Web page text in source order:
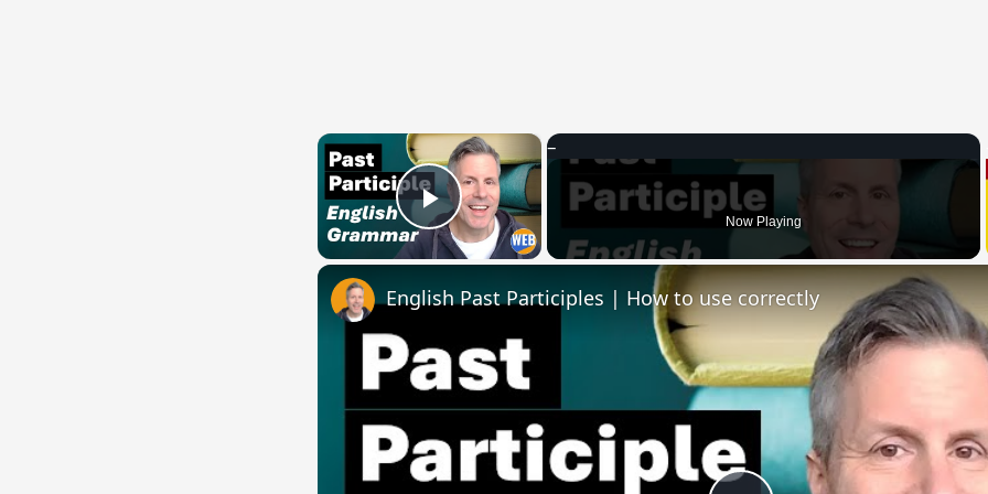
×
Play Video Now Playing
English Past Participles | How to use correctly